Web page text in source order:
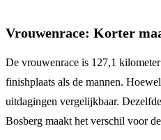
Vrouwenrace: Korter
De vrouwenrace is 127,1
finishplaats als de mannen.
uitdagingen vergelijkbaar.
Bosberg maakt het verschil voor